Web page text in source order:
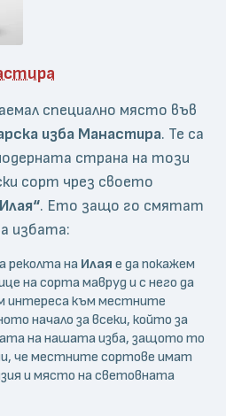
специално място във
изба Манастира. Те са
страна на този
сорт чрез своето
. Ето защо го смятат
избата:
реколта на Илая е да покажем
на сорта мавруд и с него да
интереса към местните
начало за всеки, който за
на нашата изба, защото то
че местните сортове имат
и място на световната